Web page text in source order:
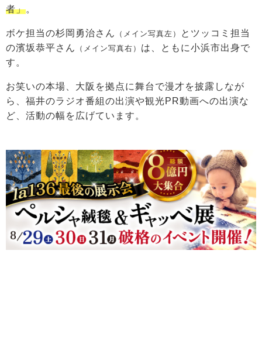
者」。
ボケ担当の杉岡勇治さん （メイン写真左）
とツッコミ担当
の濱坂恭平さん
（メイン写真右） は、ともに小浜市出身で
す。
お笑いの本場、大阪を拠点に舞台で漫才を披露しなが
ら、福井のラジオ番組の出演や観光PR動画への出演な
ど、活動の幅を広げています。